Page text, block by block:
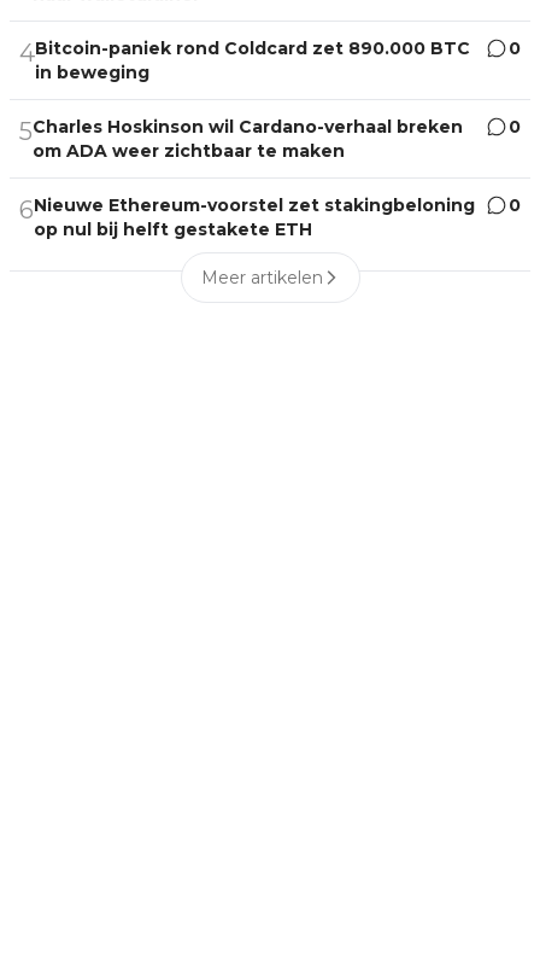
4Bitcoin-paniek rond Coldcard zet 890.000 BTC
in beweging
0
5Charles Hoskinson wil Cardano-verhaal breken
om ADA weer zichtbaar te maken
0
6Nieuwe Ethereum-voorstel zet stakingbeloning
op nul bij helft gestakete ETH
0
Meer artikelen